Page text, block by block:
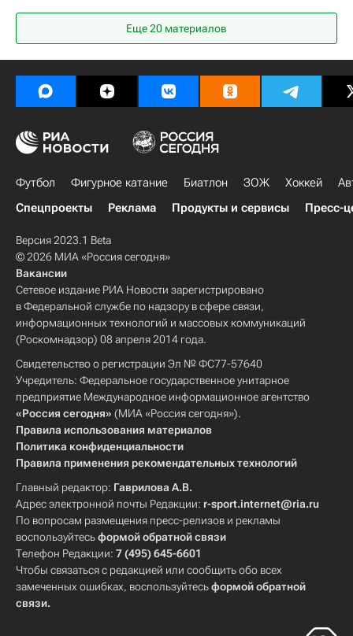
Лига наций УЕФА. Лига A
Черногория
Еще 20 материалов
Футбол Фигурное катание Биатлон ЗОЖ Хоккей
Спецпроекты
Реклама Продукты и сервисы Пресс-
Версия 2023.1 Beta
© 2026 МИА «Россия сегодня»
Вакансии
Сетевое издание РИА Новости зарегистрировано
в Федеральной службе по надзору в сфере связи,
информационных технологий и массовых коммуникаций
(Роскомнадзор) 08 апреля 2014 года.
Свидетельство о регистрации Эл № ФС77-57640
Учредитель: Федеральное государственное унитарное
предприятие Международное информационное агентство
«Россия сегодня» (МИА «Россия сегодня»).
Правила использования материалов
Политика конфиденциальности
Правила применения рекомендательных технологий
Главный редактор: Гаврилова А.В.
Адрес электронной почты Редакции: r-sport.internet@ria.ru
По вопросам размещения пресс-релизов и рекламы
воспользуйтесьформой обратной связи
Телефон Редакции: 7 (495) 645-6601
Чтобы связаться с редакцией или сообщить обо всех
замеченных ошибках, воспользуйтесьформой обратной
связи.